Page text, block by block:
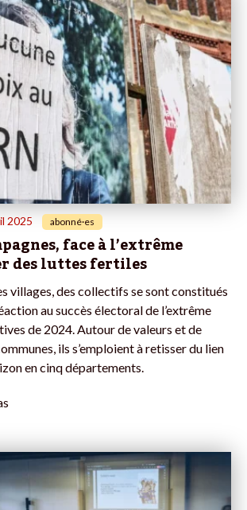
2025 abonné·es
face à l’extrême
des luttes fertiles
villages, des collectifs se sont constitués
au succès électoral de l’extrême
de 2024. Autour de valeurs et de
ils s’emploient à retisser du lien
en cinq départements.